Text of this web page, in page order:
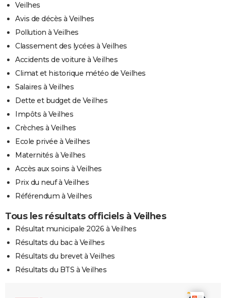
Veilhes
Avis de décès à Veilhes
Pollution à Veilhes
Classement des lycées à Veilhes
Accidents de voiture à Veilhes
Climat et historique météo de Veilhes
Salaires à Veilhes
Dette et budget de Veilhes
Impôts à Veilhes
Crèches à Veilhes
Ecole privée à Veilhes
Maternités à Veilhes
Accès aux soins à Veilhes
Prix du neuf à Veilhes
Référendum à Veilhes
Tous les résultats officiels à Veilhes
Résultat municipale 2026 à Veilhes
Résultats du bac à Veilhes
Résultats du brevet à Veilhes
Résultats du BTS à Veilhes